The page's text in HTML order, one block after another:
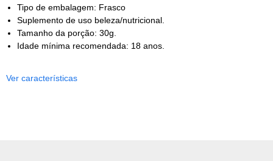
Tipo de embalagem: Frasco
Suplemento de uso beleza/nutricional.
Tamanho da porção: 30g.
Idade mínima recomendada: 18 anos.
Ver características